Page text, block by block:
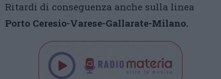
Ritardi di conseguenza anche sulla linea
Porto Ceresio-Varese-Gallarate-Milano.